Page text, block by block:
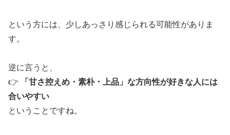
という方には、少しあっさり感じられる可能性がありま
す。
逆に言うと、
👉
「甘さ控えめ・素朴・上品」な方向性が好きな人には
合いやすい
ということですね。